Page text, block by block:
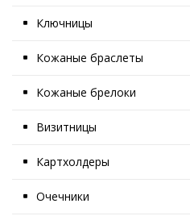
Ключницы
Кожаные браслеты
Кожаные брелоки
Визитницы
Картхолдеры
Очечники